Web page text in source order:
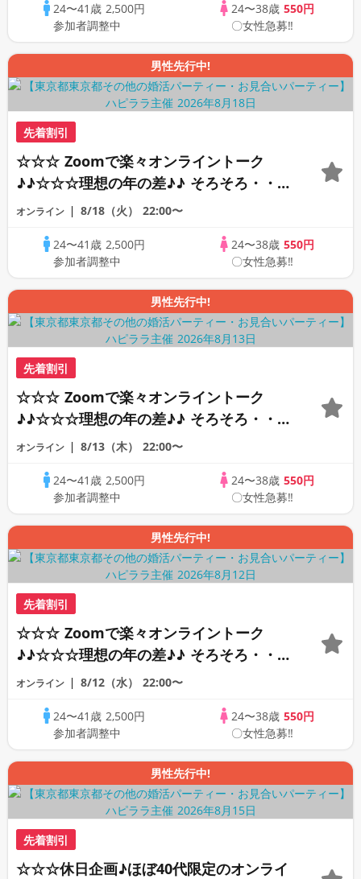
行あり♪♪24〜41歳 2,500円
参加者調整中
24〜38歳 550円
〇女性急募‼
男性先行中!
先着割引
☆☆☆ Zoomで楽々オンライントーク
♪♪☆☆☆理想の年の差♪♪ そろそろ・・・
素敵な恋人見つけたい♪ ♪☆カジュアルな
行あり♪♪
オンライン 8/18（火） 22:00〜
24〜41歳 2,500円
参加者調整中
24〜38歳 550円
〇女性急募‼
男性先行中!
先着割引
☆☆☆ Zoomで楽々オンライントーク
♪♪☆☆☆理想の年の差♪♪ そろそろ・・・
素敵な恋人見つけたい♪ ♪☆カジュアルな
行あり♪♪
オンライン 8/13（木） 22:00〜
24〜41歳 2,500円
参加者調整中
24〜38歳 550円
〇女性急募‼
男性先行中!
先着割引
☆☆☆ Zoomで楽々オンライントーク
♪♪☆☆☆理想の年の差♪♪ そろそろ・・・
素敵な恋人見つけたい♪ ♪☆カジュアルな
行あり♪♪
オンライン 8/12（水） 22:00〜
24〜41歳 2,500円
参加者調整中
24〜38歳 550円
〇女性急募‼
男性先行中!
先着割引
☆☆☆休日企画♪ほぼ40代限定のオンライ